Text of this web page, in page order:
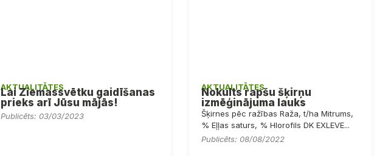
AKTUALITĀTES
Lai Ziemassvētku gaidīšanas
prieks arī Jūsu mājās!
Publicēts: 03/03/2023
AKTUALITĀTES
Nokults rapšu šķirņu
izmēģinājuma lauks
Šķirnes pēc ražības Raža, t/ha Mitrums,
% Eļļas saturs, % Hlorofils DK EXLEVE...
Publicēts: 08/08/2022